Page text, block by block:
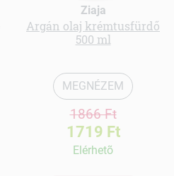
Ziaja
Argán olaj krémtusfürdő
500 ml
MEGNÉZEM
1866 Ft
1719 Ft
Elérhetõ